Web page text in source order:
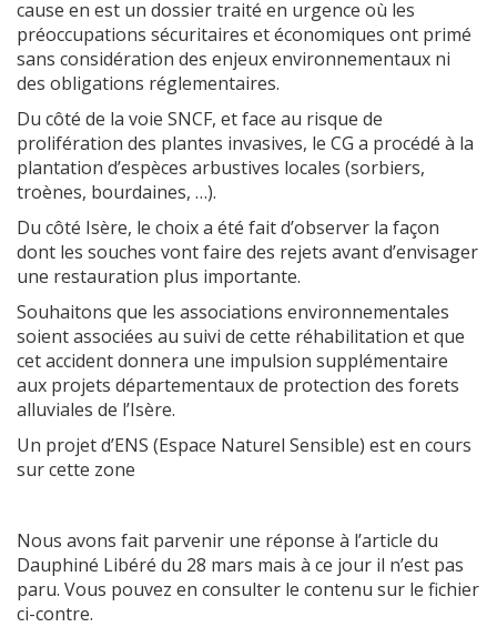
cause en est un dossier traité en urgence où les
préoccupations sécuritaires et économiques ont primé
sans considération des enjeux environnementaux ni
des obligations réglementaires.
Du côté de la voie SNCF, et face au risque de
prolifération des plantes invasives, le CG a procédé à la
plantation d’espèces arbustives locales (sorbiers,
troènes, bourdaines, …).
Du côté Isère, le choix a été fait d’observer la façon
dont les souches vont faire des rejets avant d’envisager
une restauration plus importante.
Souhaitons que les associations environnementales
soient associées au suivi de cette réhabilitation et que
cet accident donnera une impulsion supplémentaire
aux projets départementaux de protection des forets
alluviales de l’Isère.
Un projet d’ENS (Espace Naturel Sensible) est en cours
sur cette zone
Nous avons fait parvenir une réponse à l’article du
Dauphiné Libéré du 28 mars mais à ce jour il n’est pas
paru. Vous pouvez en consulter le contenu sur le fichier
ci-contre.